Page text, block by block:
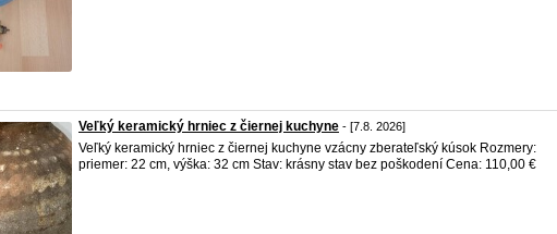
Veľký keramický hrniec z čiernej kuchyne - [7.8. 2026]
Veľký keramický hrniec z čiernej kuchyne vzácny zberateľský kúsok Rozmery:
priemer: 22 cm, výška: 32 cm Stav: krásny stav bez poškodení Cena: 110,00 €